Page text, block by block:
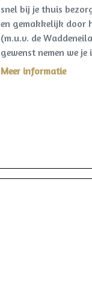
snel bij je thuis
en gemakkelijk door
(m.u.v. de
gewenst nemen we
terug! I.c.m. pakket
Meer informatie